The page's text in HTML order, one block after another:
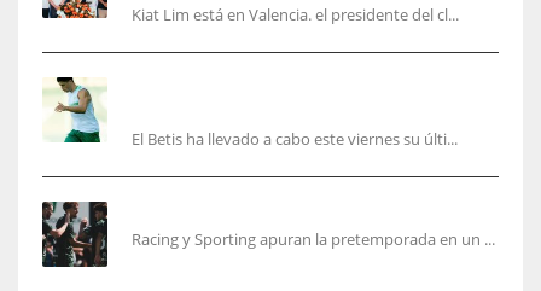
Kiat Lim está en Valencia. el presidente del cl...
El Betis ha llevado a cabo este viernes su últi...
Racing y Sporting apuran la pretemporada en un ...